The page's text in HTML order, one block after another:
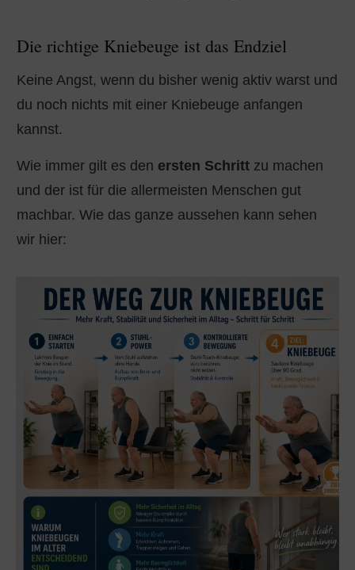
Die richtige Kniebeuge ist das Endziel
Keine Angst, wenn du bisher wenig aktiv warst und
du noch nichts mit einer Kniebeuge anfangen
kannst.
Wie immer gilt es den ersten Schritt zu machen
und der ist für die allermeisten Menschen gut
machbar. Wie das ganze aussehen kann sehen
wir hier: